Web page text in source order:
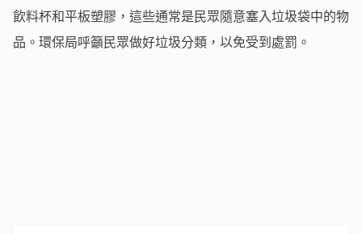
飲料杯和平板塑膠，這些通常是民眾隨意塞入垃圾袋中的物
品。環保局呼籲民眾做好垃圾分類，以免受到處罰。